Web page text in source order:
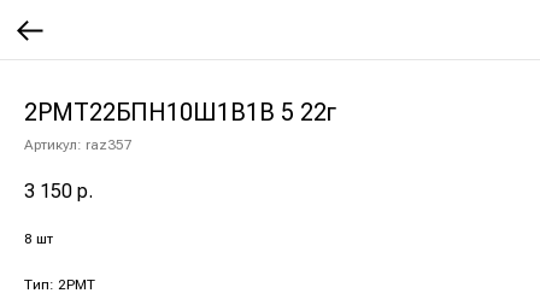
2РМТ22БПН10Ш1В1В 5 22г
Артикул: raz357
3 150 р.
8 шт
Тип: 2РМТ